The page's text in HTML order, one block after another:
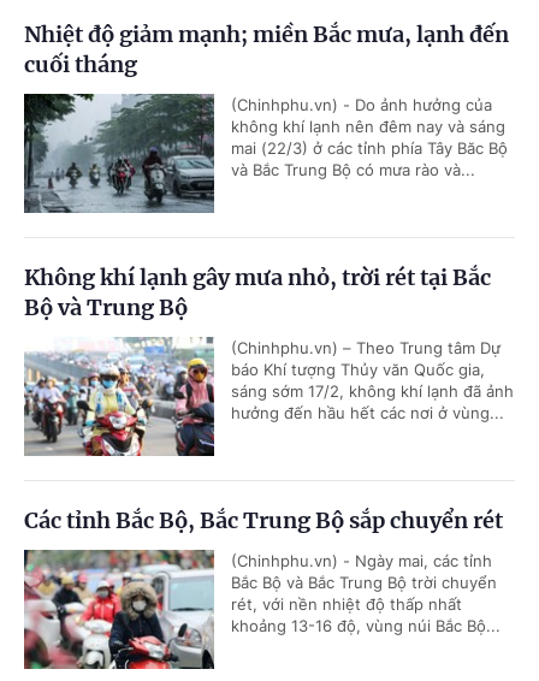
Nhiệt độ giảm mạnh; miền Bắc mưa, lạnh đến
cuối tháng
(Chinhphu.vn) - Do ảnh hưởng của
không khí lạnh nên đêm nay và sáng
mai (22/3) ở các tỉnh phía Tây Băc Bộ
và Bắc Trung Bộ có mưa rào và...
Không khí lạnh gây mưa nhỏ, trời rét tại Bắc
Bộ và Trung Bộ
(Chinhphu.vn) – Theo Trung tâm Dự
báo Khí tượng Thủy văn Quốc gia,
sáng sớm 17/2, không khí lạnh đã ảnh
hưởng đến hầu hết các nơi ở vùng...
Các tỉnh Bắc Bộ, Bắc Trung Bộ sắp chuyển rét
(Chinhphu.vn) - Ngày mai, các tỉnh
Bắc Bộ và Bắc Trung Bộ trời chuyển
rét, với nền nhiệt độ thấp nhất
khoảng 13-16 độ, vùng núi Bắc Bộ...